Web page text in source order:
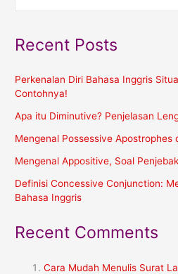
Recent Posts
Perkenalan Diri Bahasa Inggris
Contohnya!
Apa itu Diminutive? Penjelasan
Mengenal Possessive Apostrophes
Mengenal Appositive, Soal
Definisi Concessive Conjunction:
Bahasa Inggris
Recent Comments
Cara Mudah Menulis Surat